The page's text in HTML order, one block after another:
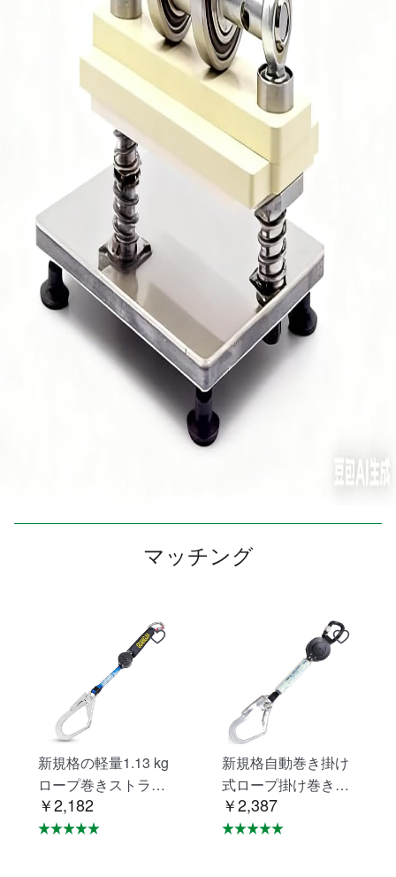
マッチング
新規格の軽量1.13 kg
ロープ巻きストラッ
プシートベルト落下
防止用器具無ロック
￥2,182
新規格自動巻き掛け
式ロープ掛け巻き掛
け式ロープ掛けシー
トベルト落下防止器
￥2,387